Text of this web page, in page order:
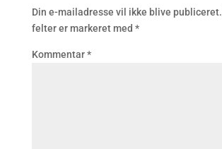
Din e-mailadresse vil ikke blive publiceret.
felter er markeret med *
Kommentar*